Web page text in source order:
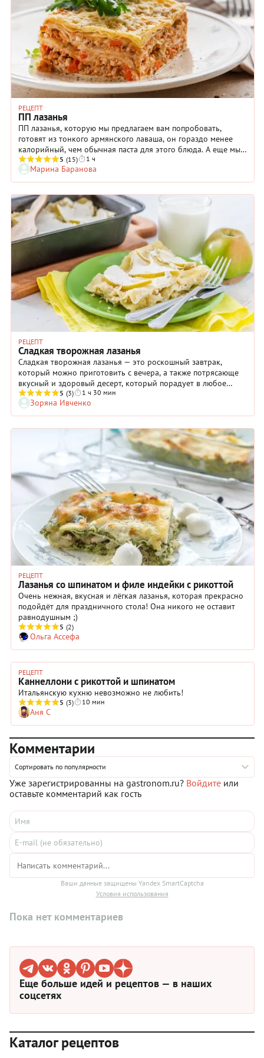
РЕЦЕПТ
ПП лазанья
ПП лазанья, которую мы предлагаем вам попробовать,
готовят из тонкого армянского лаваша, он гораздо менее
калорийный, чем обычная паста для этого блюда. А еще мы
не будем использовать традиционный соус бешамель.
Строго говоря, мы вообще не будем использовать никакого
дополнительного соуса, а чтобы у нашей диетической
лазаньи был мягкий вкус, просто добавим в начинку
немного молока. Откажемся мы и от обжаривания
ингредиентов — все это снизит общую калорийность. Фарш
для такой вариации лазаньи можно взять совсем легкий
куриный или чуть более насыщенный — из мяса идейки, тут
уж выбирайте, что вам больше по вкусу. Подготавливаем все
ингредиенты, складываем в форму для запекания,
отправляем в духовку и в результате получаем вкуснейшую
низкокалорийную лазанью, которую без опасений можно
есть в любом количестве и в любое время суток! Приятного
аппетита!
5 (15) 1 ч
Марина Баранова
РЕЦЕПТ
Сладкая творожная лазанья
Сладкая творожная лазанья — это роскошный завтрак,
который можно приготовить с вечера, а также потрясающе
вкусный и здоровый десерт, который порадует в любое
время дня. Особенно он порадует тех, кто с советского
времени помнит завтрак из макарон со сладким творогом —
это было лучше вареников! Да и современным детям
творожная лазанья тоже непременно понравится. Чтобы
блюдо получилось особенно аппетитным, мы добавили в
рецепт фруктовую составляющую — яблоки, а творог
сдобрили жирными сливками и ванильным сахаром. Листы
лазаньи можете покупать любые — как гладкие, так и
гофрированные. Количество листов регулируйте по размеру
своей формы.
5 (3) 1 ч 30 мин
Зоряна Ивченко
РЕЦЕПТ
Лазанья со шпинатом и филе индейки с рикоттой
Очень нежная, вкусная и лёгкая лазанья, которая прекрасно
подойдёт для праздничного стола! Она никого не оставит
равнодушным ;)
5 (2)
Ольга Ассефа
РЕЦЕПТ
Каннеллони с рикоттой и шпинатом
Итальянскую кухню невозможно не любить!
5 (3) 10 мин
Аня С
Комментарии
Сортировать по популярности
Уже зарегистрированны на gastronom.ru? Войдите или
оставьте комментарий как гость
Ваши данные защищены Yandex SmartCaptcha
Условия использования
Пока нет комментариев
Еще больше идей и рецептов — в наших
соцсетях
Каталог рецептов